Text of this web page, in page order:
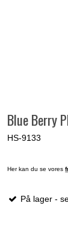
Blue Berry
HS-9133
Her kan du se vores
På lager -